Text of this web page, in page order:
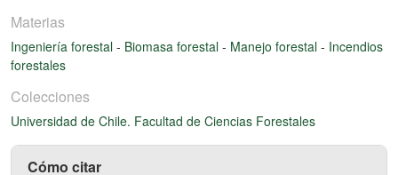
Materias
Ingeniería forestal - Biomasa forestal - Manejo forestal - Incendios
forestales
Colecciones
Universidad de Chile. Facultad de Ciencias Forestales
Cómo citar